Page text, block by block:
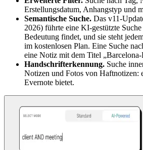
Erstellungsdatum, Anhangstyp und
Semantische Suche. Das v11-
2026) führte eine KI-gestützte
Bedeutung findet, und sie steht
im kostenlosen Plan. Eine Suche
eine Notiz mit dem Titel „Barcelona-
Handschrifterkennung. Suche
Notizen und Fotos von Haftnotizen:
Evernote bietet.